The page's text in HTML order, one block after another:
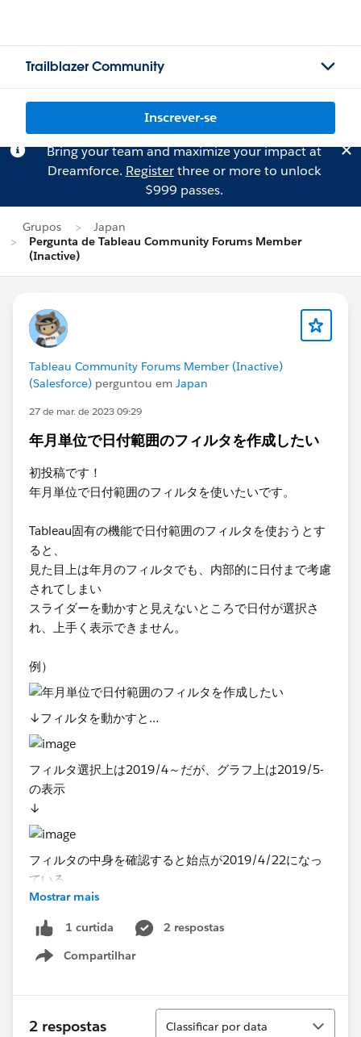
Trailblazer Community
Inscrever-se
Bring your team and maximize your impact at
Dreamforce. Registerthree or more to unlock
$999 passes.
Grupos
Japan
Pergunta de Tableau Community Forums Member
(Inactive)
Tableau Community Forums Member (Inactive)
(Salesforce) perguntou em Japan
27 de mar. de 2023 09:29
年月単位で日付範囲のフィルタを作成したい
初投稿です！
年月単位で日付範囲のフィルタを使いたいです。
Tableau固有の機能で日付範囲のフィルタを使おうとす
ると、
見た目上は年月のフィルタでも、内部的に日付まで考慮
されてしまい
スライダーを動かすと見えないところで日付が選択さ
れ、上手く表示できません。
例）​
​​↓フィルタを動かすと…
フィルタ選択上は2019/4～だが、グラフ上は2019/5-
の表示
↓
​フィルタの中身を確認すると始点が2019/4/22になっ
ている。
（恐らくスライダーを月単位に動かしているように見え
て、内部的には日単位で動いており、2019/4/22以降
という私邸で2019/5/01からが表示されている状態）​
囲のフィルタを作ることはできますでしょうか…？​
Mostrar mais
1 curtida
2 respostas
Compartilhar
Show menu
2 respostas
Classificar
Classificar por data